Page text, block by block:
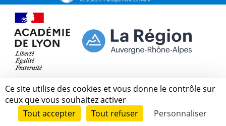
Ce site utilise des cookies et vous donne le contrôle sur
ceux que vous souhaitez activer
Tout accepter
Tout refuser Personnaliser